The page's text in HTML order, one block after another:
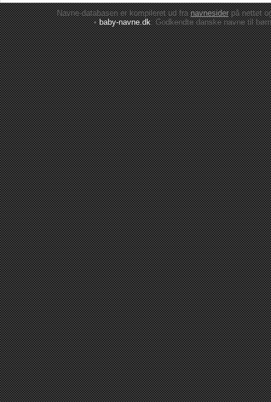
Navne-databasen er kompileret ud franavnesiderpå nettet
•baby-navne.dk: Godkendte danskenavne til børn